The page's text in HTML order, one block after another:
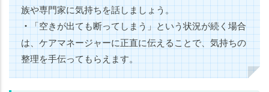
族や専門家に気持ちを話しましょう。
・「空きが出ても断ってしまう」という状況が続く場合
は、ケアマネージャーに正直に伝えることで、気持ちの
整理を手伝ってもらえます。